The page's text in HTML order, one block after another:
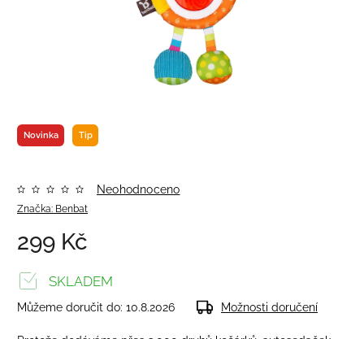
Novinka Tip
Značka: Benbat
Neohodnoceno
299 Kč
SKLADEM
Můžeme doručit do: 10.8.2026 Možnosti doručení